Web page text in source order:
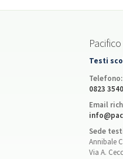
Testi
Telefono:
0823
Email
Sede
Annibale
Via A.